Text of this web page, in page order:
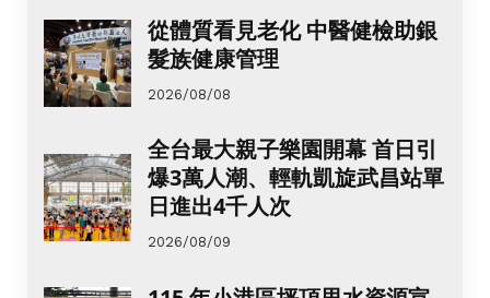
從體質看見老化 中醫健檢助銀
髮族健康管理
2026/08/08
全台最大親子樂園開幕 首日引
爆3萬人潮、輕軌凱旋武昌站單
日進出4千人次
2026/08/09